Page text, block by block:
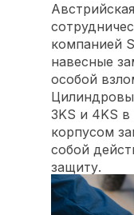
компанией
навесные
особой
3KS и 4KS
корпусом
собой
защиту.